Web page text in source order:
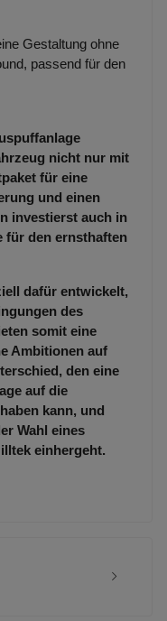
Gestaltung ohne
passend für den
nicht nur mit
für eine
und einen
investierst auch in
für den ernsthaften
dafür entwickelt,
des
somit eine
Ambitionen auf
den eine
auf die
kann, und
Wahl eines
einhergeht.